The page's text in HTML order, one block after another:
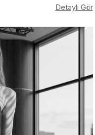
Detaylı Gör